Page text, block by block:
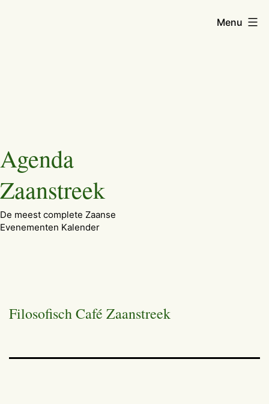
naar
de
inhoud
Agenda
Zaanstreek
De meest complete Zaanse
Evenementen Kalender
Menu
Filosofisch Café Zaanstreek